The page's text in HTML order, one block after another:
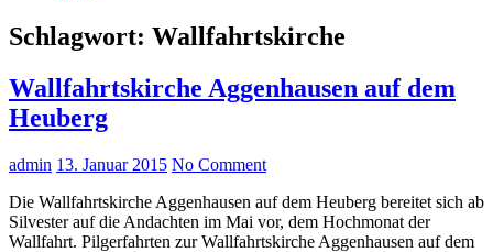
Schlagwort: Wallfahrtskirche
Wallfahrtskirche Aggenhausen auf dem
Heuberg
admin 13. Januar 2015 No Comment
Die Wallfahrtskirche Aggenhausen auf dem Heuberg bereitet sich ab
Silvester auf die Andachten im Mai vor, dem Hochmonat der
Wallfahrt. Pilgerfahrten zur Wallfahrtskirche Aggenhausen auf dem